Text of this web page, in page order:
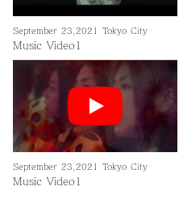
September 23,2021 Tokyo City
Music Video1
September 23,2021 Tokyo City
Music Video1